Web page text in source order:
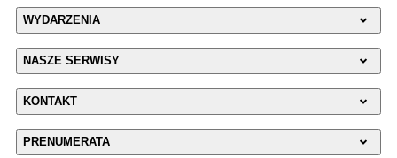
WYDARZENIA
NASZE SERWISY
KONTAKT
PRENUMERATA